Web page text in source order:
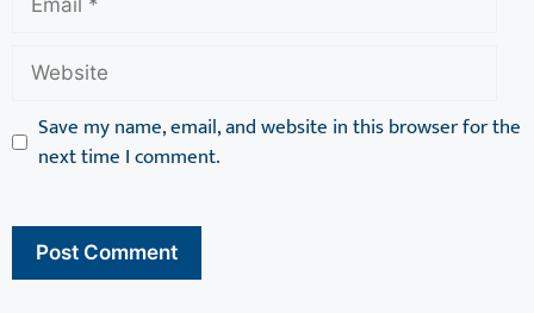
Save my name, email, and website in this browser for the
next time I comment.